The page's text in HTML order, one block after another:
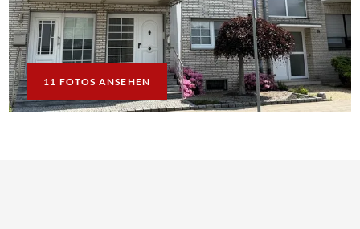
11 FOTOS ANSEHEN